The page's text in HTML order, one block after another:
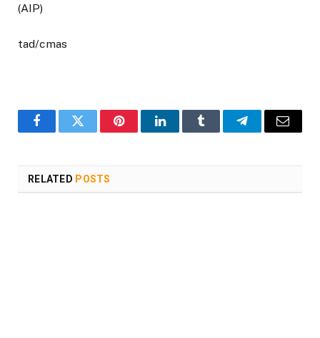
(AIP)
tad/cmas
FacebookTwitter PinterestLinkedInTumblr TelegramEmail
RELATED POSTS